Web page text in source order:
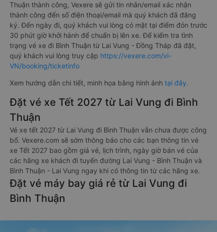
Thuận thành công, Vexere sẽ gửi tin nhắn/email xác nhận
thành công đến số điện thoại/email mà quý khách đã đăng
ký. Đến ngày đi, quý khách vui lòng có mặt tại điểm đón trước
30 phút giờ khởi hành để chuẩn bị lên xe. Để kiểm tra tình
trạng vé xe đi Bình Thuận từ Lai Vung - Đồng Tháp đã đặt,
quý khách vui lòng truy cập https://vexere.com/vi-
VN/booking/ticketinfo
Xem hướng dẫn chi tiết, minh họa bằng hình ảnh tại đây.
Đặt vé xe Tết 2027 từ Lai Vung đi Bình
Thuận
Vé xe tết 2027 từ Lai Vung đi Bình Thuận vẫn chưa được công
bố. Vexere.com sẽ sớm thông báo cho các bạn thông tin vé
xe Tết 2027 bao gồm giá vé, lịch trình, ngày giờ bán vé của
các hãng xe khách đi tuyến đường Lai Vung - Bình Thuận và
Bình Thuận - Lai Vung ngay khi có thông tin từ các hãng xe.
Đặt vé máy bay giá rẻ từ Lai Vung đi
Bình Thuận